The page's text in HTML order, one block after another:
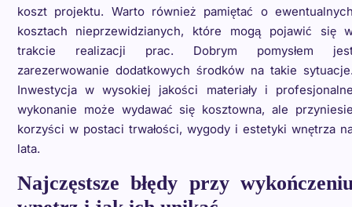
koszt projektu. Warto również pamiętać o
kosztach nieprzewidzianych, które mogą pojawić się
trakcie realizacji prac. Dobrym pomysłem
zarezerwowanie dodatkowych środków na takie
Inwestycja w wysokiej jakości materiały i
wykonanie może wydawać się kosztowna, ale
korzyści w postaci trwałości, wygody i estetyki wnętrza
lata.
Najczęstsze błędy przy